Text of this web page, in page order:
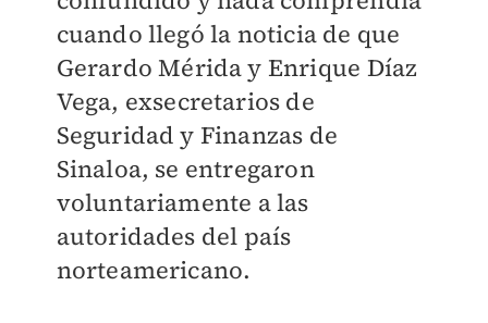
cuando llegó la noticia de que
Gerardo Mérida y Enrique Díaz
Vega, exsecretarios de
Seguridad y Finanzas de
Sinaloa, se entregaron
voluntariamente a las
autoridades del país
norteamericano.